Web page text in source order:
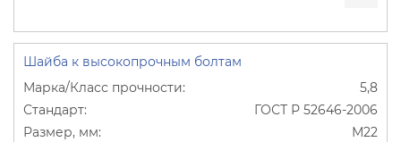
Шайба к высокопрочным болтам
5,8
ГОСТ Р 52646-2006
М22